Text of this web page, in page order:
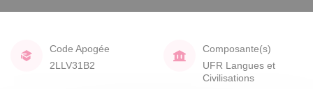
Code Apogée
2LLV31B2
Composante(s)
UFR Langues et
Civilisations